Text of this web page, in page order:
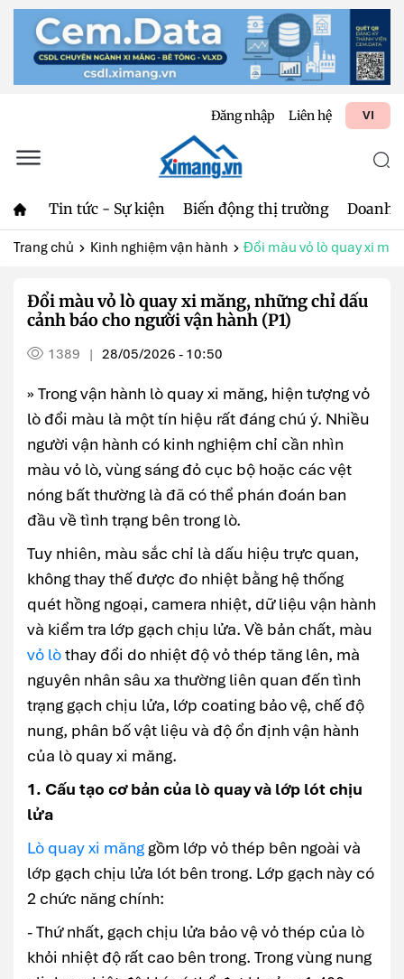
Đăng nhập Liên hệ VI
Tin tức - Sự kiện Biến động thị trường Doanh
Trang chủ Kinh nghiệm vận hành Đổi màu vỏ lò quay xi
Đổi màu vỏ lò quay xi măng, những chỉ dấu
cảnh báo cho người vận hành (P1)
1389 | 28/05/2026 - 10:50
» Trong vận hành lò quay xi măng, hiện tượng vỏ
lò đổi màu là một tín hiệu rất đáng chú ý. Nhiều
người vận hành có kinh nghiệm chỉ cần nhìn
màu vỏ lò, vùng sáng đỏ cục bộ hoặc các vệt
nóng bất thường là đã có thể phán đoán ban
đầu về tình trạng bên trong lò.
Tuy nhiên, màu sắc chỉ là dấu hiệu trực quan,
không thay thế được đo nhiệt bằng hệ thống
quét hồng ngoại, camera nhiệt, dữ liệu vận hành
và kiểm tra lớp gạch chịu lửa. Về bản chất, màu
vỏ lòthay đổi do nhiệt độ vỏ thép tăng lên, mà
nguyên nhân sâu xa thường liên quan đến tình
trạng gạch chịu lửa, lớp coating bảo vệ, chế độ
nung, phân bố vật liệu và độ ổn định vận hành
của lò quay xi măng.
1. Cấu tạo cơ bản của lò quay và lớp lót chịu
lửa
Lò quay xi măng gồm lớp vỏ thép bên ngoài và
lớp gạch chịu lửa lót bên trong. Lớp gạch này có
2 chức năng chính:
- Thứ nhất, gạch chịu lửa bảo vệ vỏ thép của lò
khỏi nhiệt độ rất cao bên trong. Trong vùng nung